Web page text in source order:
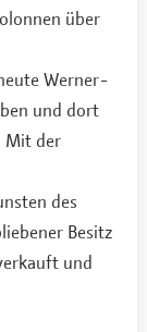
über
Werner-
und dort
Mit der
des
Besitz
und